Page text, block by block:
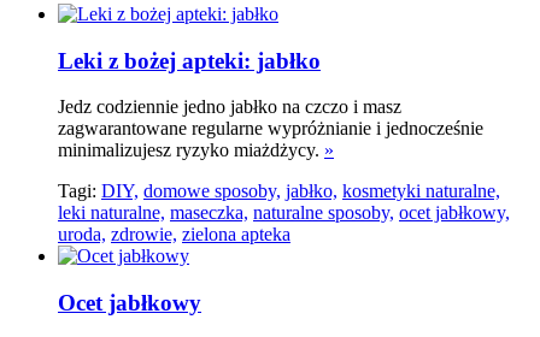
Leki z bożej apteki: jabłko
Jedz codziennie jedno jabłko na czczo i masz
zagwarantowane regularne wypróżnianie i jednocześnie
minimalizujesz ryzyko miażdżycy. »
Tagi: DIY, domowe sposoby, jabłko, kosmetyki naturalne,
leki naturalne, maseczka, naturalne sposoby, ocet jabłkowy,
uroda, zdrowie, zielona apteka
Ocet jabłkowy